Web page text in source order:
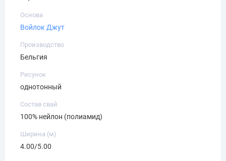
Основа
Войлок Джут
Производство
Бельгия
Рисунок
однотонный
Состав свай
100% нейлон (полиамид)
Ширина (м)
4.00/5.00